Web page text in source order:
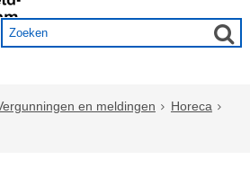
en meldingen
Horeca